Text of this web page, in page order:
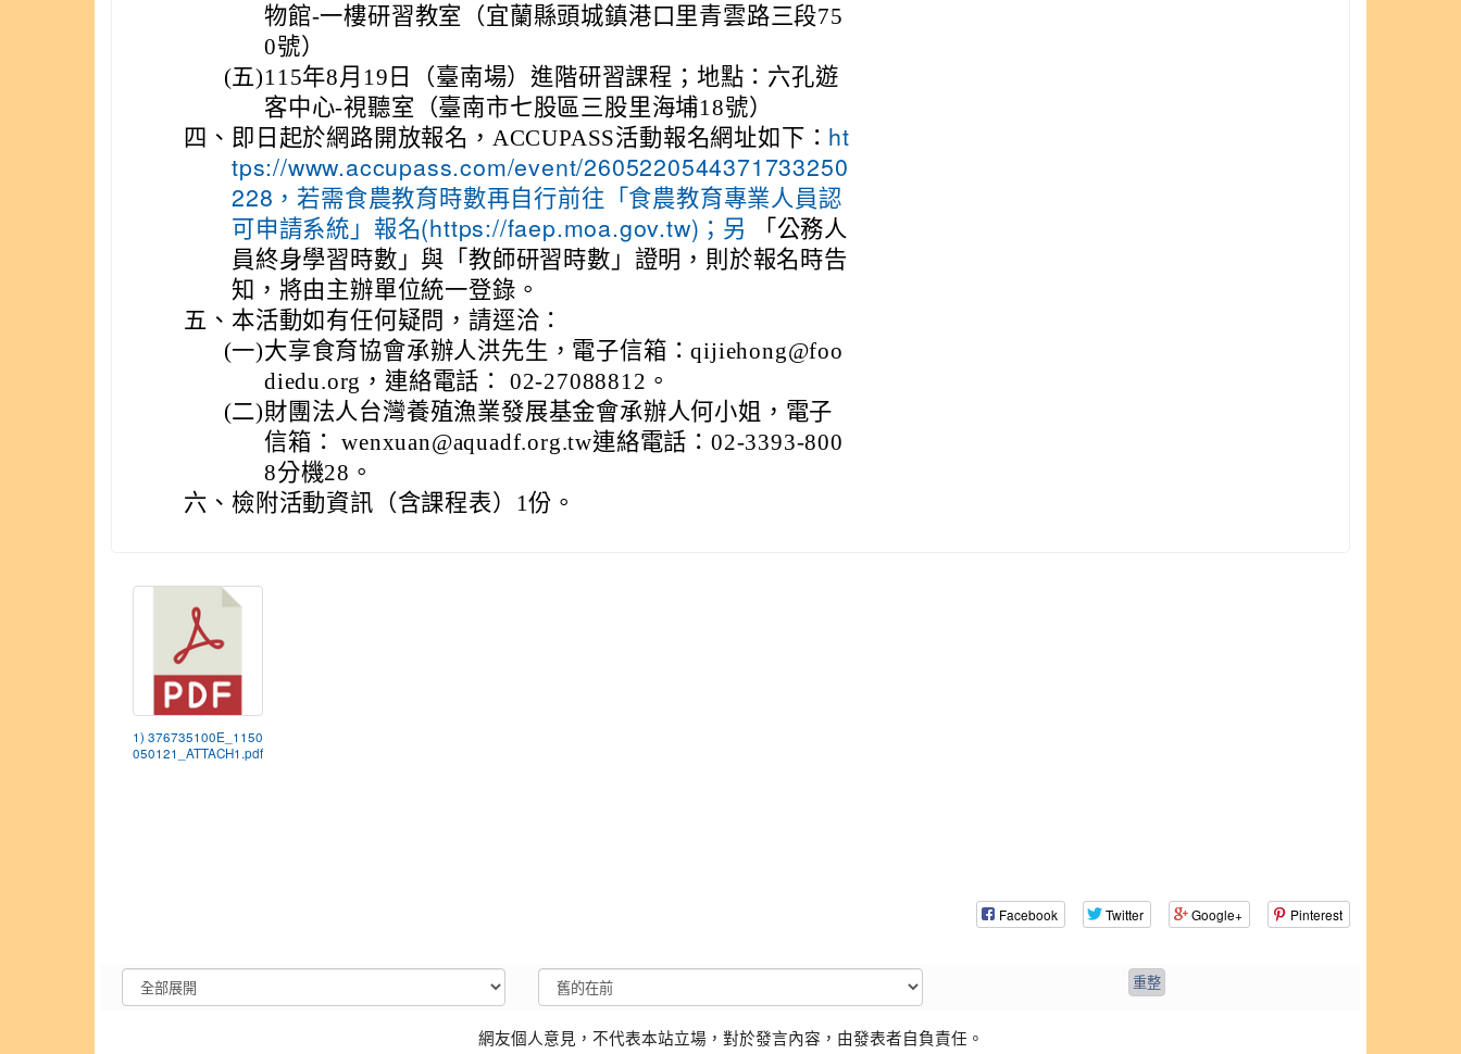
物館-一樓研習教室（宜蘭縣頭城鎮港口里青雲路三段75
0號）
(五)115年8月19日（臺南場）進階研習課程；地點：六孔遊
客中心-視聽室（臺南市七股區三股里海埔18號）
四、 即日起於網路開放報名，ACCUPASS活動報名網址如下： ht
tps://www.accupass.com/event/2605220544371733250
228，若需食農教育時數再自行前往「食農教育專業人員認
可申請系統」報名(https://faep.moa.gov.tw)；另
「公務人
員終身學習時數」與「教師研習時數」證明，則於報名時告
知，將由主辦單位統一登錄。
五、 本活動如有任何疑問，請逕洽：
(一)大享食育協會承辦人洪先生，電子信箱：qijiehong@foo
diedu.org，連絡電話： 02-27088812。
(二)財團法人台灣養殖漁業發展基金會承辦人何小姐，電子
信箱： wenxuan@aquadf.org.tw連絡電話：02-3393-800
8分機28。
六、 檢附活動資訊（含課程表）1份。
1) 376735100E_1150
050121_ATTACH1.pdf
Facebook Twitter Google+ Pinterest
網友個人意見，不代表本站立場，對於發言內容，由發表者自負責任。